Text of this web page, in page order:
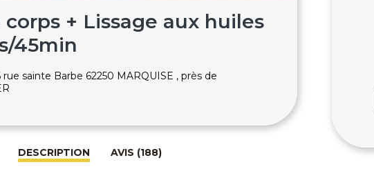
+ Lissage aux huiles
45min
rue sainte Barbe 62250 MARQUISE , près de
DESCRIPTION AVIS (188)